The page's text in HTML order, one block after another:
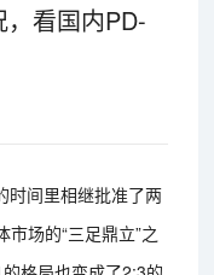
看国内PD-
时间里相继批准了两
场的“三足鼎立”之